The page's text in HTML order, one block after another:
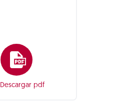
Descargar pdf